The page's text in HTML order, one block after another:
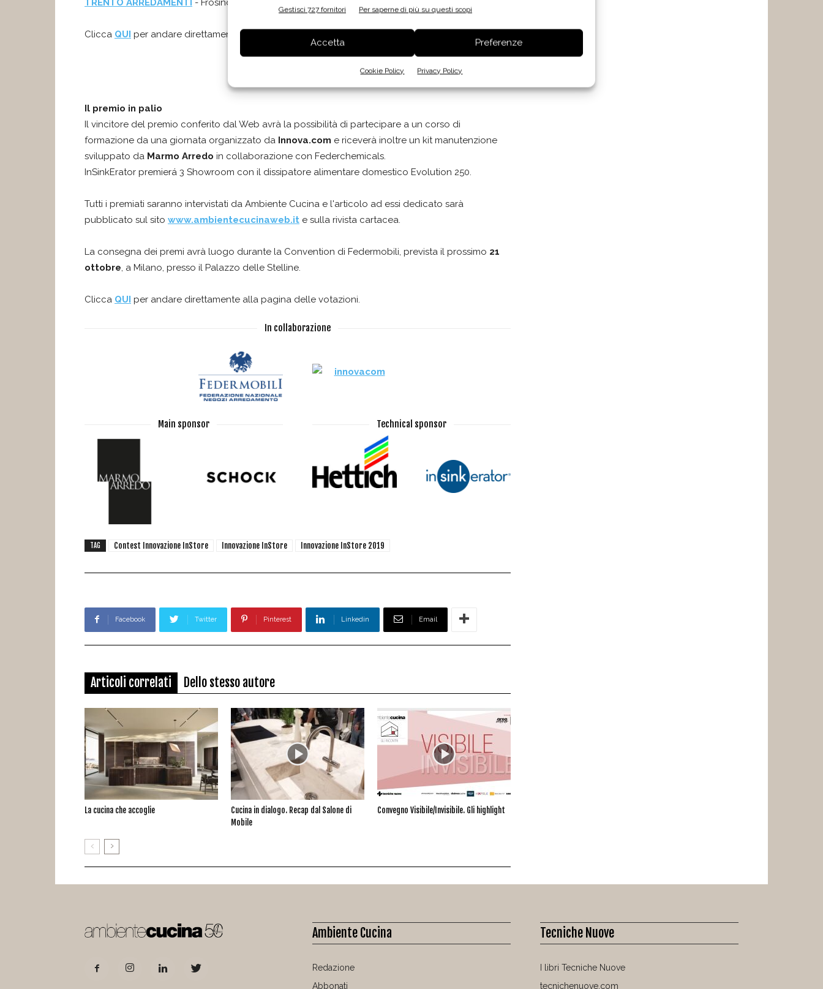
Gestisci 727 fornitori Per saperne di più su questi scopi
Accetta Preferenze
Cookie Policy Privacy Policy
TRENTO ARREDAMENTI - Frosinone (FR)
Clicca QUI per andare direttamente alla pagina delle votazioni.
Il premio in palio
Il vincitore del premio conferito dal Web avrà la possibilità di partecipare a un corso di
formazione da una giornata organizzato da Innova.com e riceverà inoltre un kit manutenzione
sviluppato da Marmo Arredo in collaborazione con Federchemicals.
InSinkErator premierá 3 Showroom con il dissipatore alimentare domestico Evolution 250.
Tutti i premiati saranno intervistati da Ambiente Cucina e l'articolo ad essi dedicato sarà
pubblicato sul sito www.ambientecucinaweb.it e sulla rivista cartacea.
La consegna dei premi avrà luogo durante la Convention di Federmobili, prevista il prossimo 21
ottobre, a Milano, presso il Palazzo delle Stelline.
Clicca QUI per andare direttamente alla pagina delle votazioni.
In collaborazione
Main sponsor Technical sponsor
TAG Contest Innovazione InStore Innovazione InStore Innovazione InStore 2019
Facebook Twitter Pinterest Linkedin Email
Articoli correlati Dello stesso autore
La cucina che accoglie
Cucina in dialogo. Recap dal Salone di
Mobile
Convegno Visibile/Invisibile. Gli highlight
Ambiente Cucina
Redazione
Abbonati
Tecniche Nuove
I libri Tecniche Nuove
tecnichenuove.com